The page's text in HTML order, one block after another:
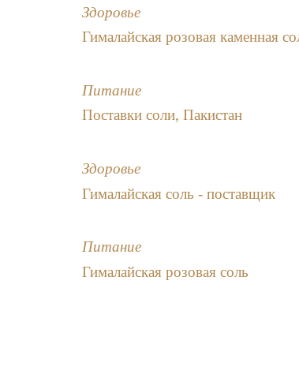
Здоровье
Гималайская розовая каменная
Питание
Поставки соли, Пакистан
Здоровье
Гималайская соль - поставщик
Питание
Гималайская розовая соль